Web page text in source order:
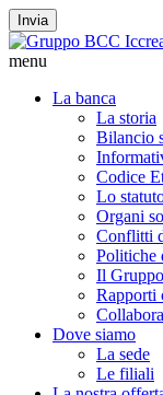
Invia
menu
La banca
La storia
Bilancio
Codice
Lo
Organi
Conflitti
Politiche
Il
Rapporti
Dove siamo
La sede
Le filiali